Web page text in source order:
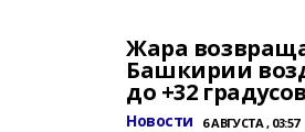
Жара
Башкирии
до +32 градусов
Новости 6 АВГУСТА , 03:57